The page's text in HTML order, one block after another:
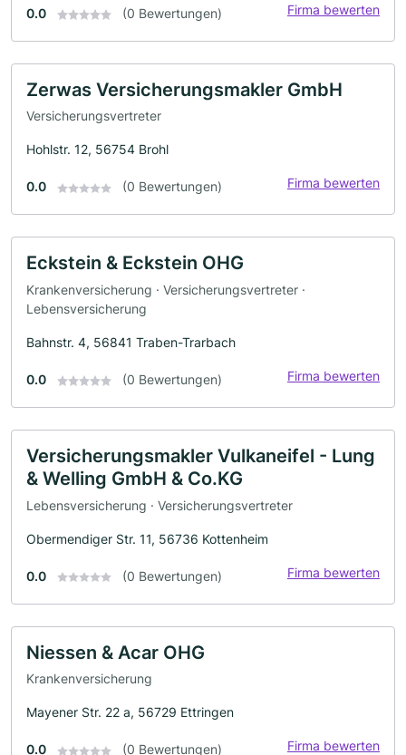
0.0 (0 Bewertungen) Firma bewerten
Zerwas Versicherungsmakler GmbH
Versicherungsvertreter
Hohlstr. 12, 56754 Brohl
0.0 (0 Bewertungen) Firma bewerten
Eckstein & Eckstein OHG
Krankenversicherung · Versicherungsvertreter ·
Lebensversicherung
Bahnstr. 4, 56841 Traben-Trarbach
0.0 (0 Bewertungen) Firma bewerten
Versicherungsmakler Vulkaneifel - Lung
& Welling GmbH & Co.KG
Lebensversicherung · Versicherungsvertreter
Obermendiger Str. 11, 56736 Kottenheim
0.0 (0 Bewertungen) Firma bewerten
Niessen & Acar OHG
Krankenversicherung
Mayener Str. 22 a, 56729 Ettringen
0.0 (0 Bewertungen) Firma bewerten